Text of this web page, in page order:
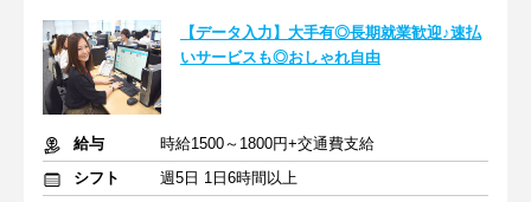
【データ入力】大手有◎長期就業歓迎♪速払
いサービスも◎おしゃれ自由
給与
時給1500～1800円+交通費支給
シフト
週5日 1日6時間以上